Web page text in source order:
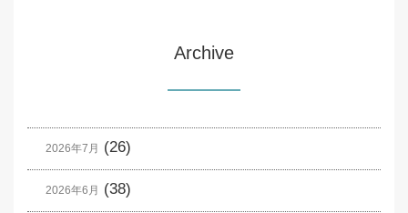
Archive
2026年7月 (26)
2026年6月 (38)